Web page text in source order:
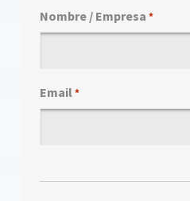
Nombre / Empresa *
Email *